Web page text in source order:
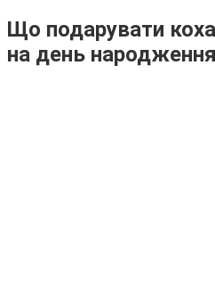
Що подарувати
на день народження